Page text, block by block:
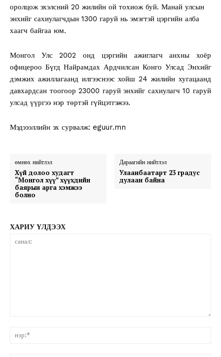
оролцож эхэлсний 20 жилийн ой тохиож буй. Манай улсын
энхийг сахиулагчдын 1300 гаруй нь эмэгтэй цэргийн алба
хаагч байгаа юм.
Монгол Улс 2002 онд цэргийн ажиглагч анхны хоёр
офицероо Бүгд Найрамдах Ардчилсан Конго Улсад Энхийг
дэмжих ажиллагаанд илгээснээс хойш 24 жилийн хугацаанд
давхардсан тоогоор 23000 гаруй энхийг сахиулагч 10 гаруй
улсад үүргээ нэр төртэй гүйцэтгэжээ.
Мэдэээллийн эх сурвалж: eguur.mn
өмнөх нийтлэл
Хүй долоо худагт
“Монгол хүү” хүүхдийн
баярын арга хэмжээ
болно
Дараагийн нийтлэл
Улаанбаатарт 23 градус
дулаан байна
ХАРИУ ҮЛДЭЭХ